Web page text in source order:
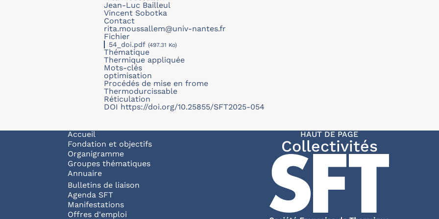
Jean-Luc Bailleul
Vincent Sobotka
Contact
rita.moussallem@univ-nantes.fr
Fichier
54_doi.pdf (497.31 Ko)
Thématique
Thermique appliquée
Mots-clés
optimisation
Procédés de mise en frome
Thermodurcissable
Réticulation
DOI https://doi.org/10.25855/SFT2025-054
Navigation principale
Accueil
Fondation et objectifs
Organigramme
Groupes thématiques
Annuaire
Bulletins de liaison
Agenda SFT
Manifestations
Offres d'emploi
HAUT DE PAGE
Collectivités